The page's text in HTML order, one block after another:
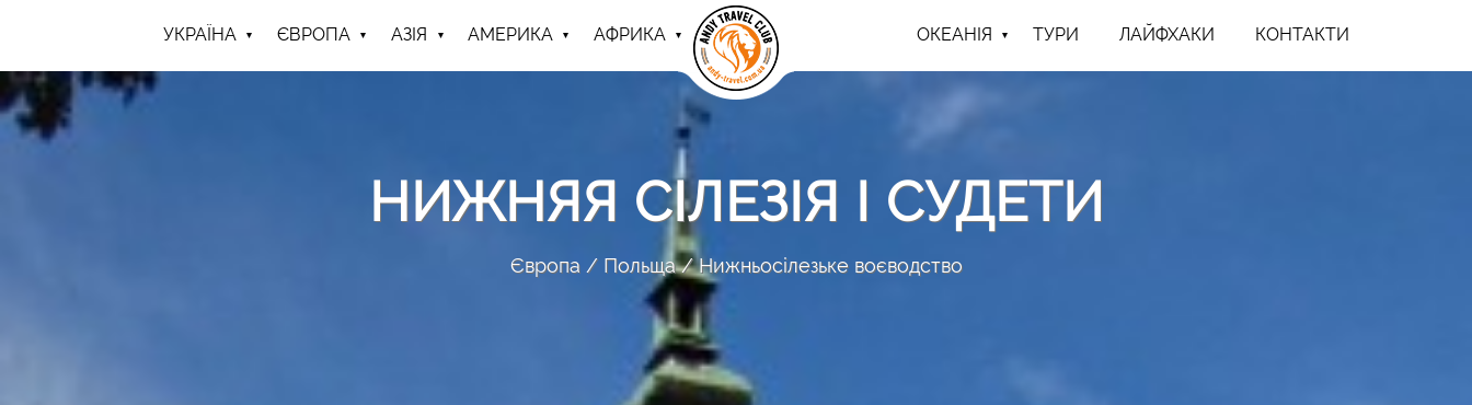
УКРАЇНА ЄВРОПА АЗІЯ АМЕРИКА АФРИКА ОКЕАНІЯ ТУРИ ЛАЙФХАКИ КОНТАКТИ
НИЖНЯЯ СІЛЕЗІЯ І СУДЕТИ
Європа Польща Нижньосілезьке воєводство